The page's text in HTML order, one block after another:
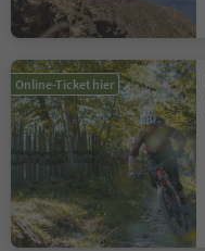
Online-Ticket hier